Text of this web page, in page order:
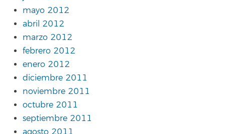
mayo 2012
abril 2012
marzo 2012
febrero 2012
enero 2012
diciembre 2011
noviembre 2011
octubre 2011
septiembre 2011